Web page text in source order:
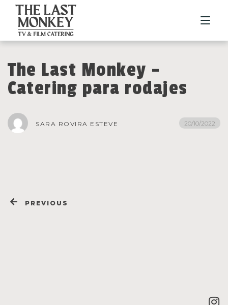
NOSOTROS
HISTORIA
The Last Monkey –
Catering para rodajes
SARA ROVIRA ESTEVE 20/10/2022
PREVIOUS